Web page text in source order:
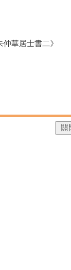
華居士書二》